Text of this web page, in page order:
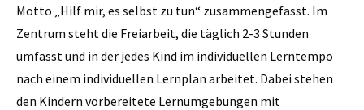
Motto „Hilf mir, es selbst zu tun“ zusammengefasst. Im
Zentrum steht die Freiarbeit, die täglich 2-3 Stunden
umfasst und in der jedes Kind im individuellen Lerntempo
nach einem individuellen Lernplan arbeitet. Dabei stehen
den Kindern vorbereitete Lernumgebungen mit